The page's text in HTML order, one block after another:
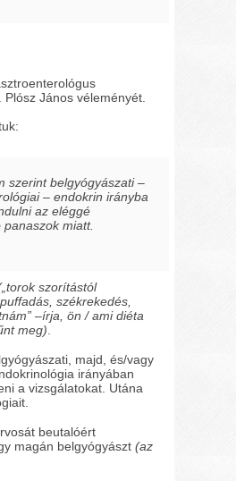
János véleményét.
szerint belgyógyászati –
– endokrin irányba
az eléggé
miatt.
szorítástól
székrekedés,
–írja, ön / ami diéta
meg)
majd, és/vagy
irányában
a vizsgálatokat. Utána
beutalóért
magán belgyógyászt(az